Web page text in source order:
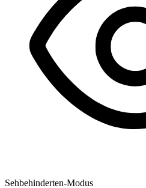
Sehbehinderten-Modus